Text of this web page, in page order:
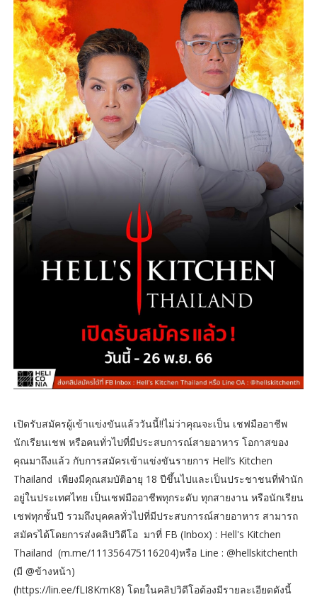
เปิดรับสมัครผู้เข้าแข่งขันแล้ววันนี้!!ไม่ว่าคุณจะเป็น เชฟมืออาชีพ
นักเรียนเชฟ หรือคนทั่วไปที่มีประสบการณ์สายอาหาร โอกาสของ
คุณมาถึงแล้ว กับการสมัครเข้าแข่งขันรายการ Hell’s Kitchen
Thailand เพียงมีคุณสมบัติอายุ 18 ปีขึ้นไปและเป็นประชาชนที่พำนัก
อยู่ในประเทศไทย เป็นเชฟมืออาชีพทุกระดับ ทุกสายงาน หรือนักเรียน
เชฟทุกชั้นปี รวมถึงบุคคลทั่วไปที่มีประสบการณ์สายอาหาร สามารถ
สมัครได้โดยการส่งคลิปวิดีโอ มาที่ FB (Inbox) : Hell's Kitchen
Thailand (m.me/111356475116204)หรือ Line : @hellskitchenth
(มี @ข้างหน้า)
(https://lin.ee/fLI8KmK8) โดยในคลิปวิดีโอต้องมีรายละเอียดดังนี้